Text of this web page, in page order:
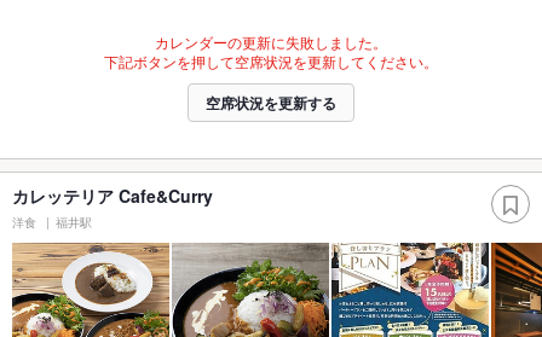
カレンダーの更新に失敗しました。
下記ボタンを押して空席状況を更新してください。
空席状況を更新する
カレッテリア Cafe&Curry
洋食 福井駅